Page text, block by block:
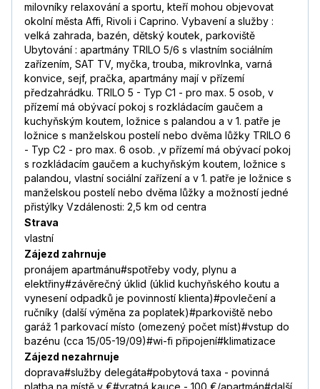
milovníky relaxování a sportu, kteří mohou objevovat
okolní města Affi, Rivoli i Caprino. Vybavení a služby :
velká zahrada, bazén, dětský koutek, parkoviště
Ubytování : apartmány TRILO 5/6 s vlastním sociálním
zařízením, SAT TV, myčka, trouba, mikrovlnka, varná
konvice, sejf, pračka, apartmány mají v přízemí
předzahrádku. TRILO 5 - Typ C1 - pro max. 5 osob, v
přízemí má obývací pokoj s rozkládacím gaučem a
kuchyňským koutem, ložnice s palandou a v 1. patře je
ložnice s manželskou postelí nebo dvěma lůžky TRILO 6
- Typ C2 - pro max. 6 osob. ,v přízemí má obývací pokoj
s rozkládacím gaučem a kuchyňským koutem, ložnice s
palandou, vlastní sociální zařízení a v 1. patře je ložnice s
manželskou postelí nebo dvěma lůžky a možností jedné
přistýlky Vzdálenosti: 2,5 km od centra
Strava
vlastní
Zájezd zahrnuje
pronájem apartmánu#spotřeby vody, plynu a
elektřiny#závěrečný úklid (úklid kuchyňského koutu a
vynesení odpadků je povinností klienta)#povlečení a
ručníky (další výměna za poplatek)#parkoviště nebo
garáž 1 parkovací místo (omezený počet míst)#vstup do
bazénu (cca 15/05-19/09)#wi-fi připojení#klimatizace
Zájezd nezahrnuje
doprava#služby delegáta#pobytová taxa - povinná